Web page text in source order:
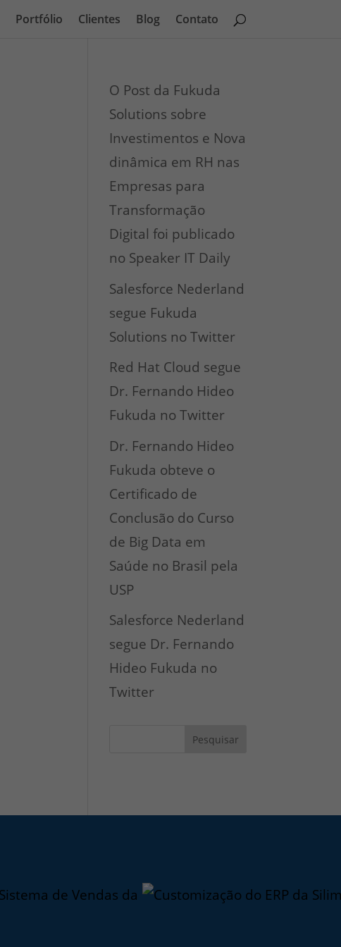
Portfólio Clientes Blog Contato
O Post da Fukuda
Solutions sobre
Investimentos e Nova
dinâmica em RH nas
Empresas para
Transformação
Digital foi publicado
no Speaker IT Daily
Salesforce Nederland
segue Fukuda
Solutions no Twitter
Red Hat Cloud segue
Dr. Fernando Hideo
Fukuda no Twitter
Dr. Fernando Hideo
Fukuda obteve o
Certificado de
Conclusão do Curso
de Big Data em
Saúde no Brasil pela
USP
Salesforce Nederland
segue Dr. Fernando
Hideo Fukuda no
Twitter
Pesquisar